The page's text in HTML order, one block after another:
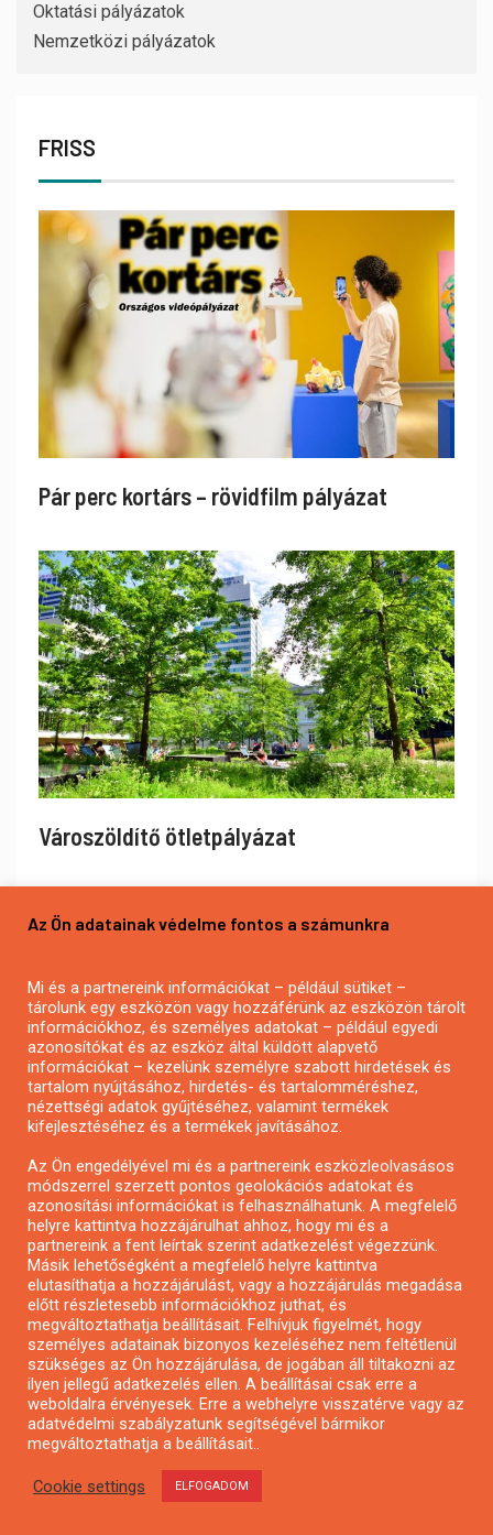
Oktatási pályázatok
Nemzetközi pályázatok
FRISS
Pár perc kortárs – rövidfilm pályázat
Városzöldítő ötletpályázat
Alkotói pályázat multimédia-kiállításhoz
Az Ön adatainak védelme fontos a számunkra
Mi és a partnereink információkat – például sütiket –
tárolunk egy eszközön vagy hozzáférünk az eszközön tárolt
információkhoz, és személyes adatokat – például egyedi
azonosítókat és az eszköz által küldött alapvető
információkat – kezelünk személyre szabott hirdetések és
tartalom nyújtásához, hirdetés- és tartalomméréshez,
nézettségi adatok gyűjtéséhez, valamint termékek
kifejlesztéséhez és a termékek javításához.
Az Ön engedélyével mi és a partnereink eszközleolvasásos
módszerrel szerzett pontos geolokációs adatokat és
azonosítási információkat is felhasználhatunk. A megfelelő
helyre kattintva hozzájárulhat ahhoz, hogy mi és a
partnereink a fent leírtak szerint adatkezelést végezzünk.
Másik lehetőségként a megfelelő helyre kattintva
elutasíthatja a hozzájárulást, vagy a hozzájárulás megadása
előtt részletesebb információkhoz juthat, és
megváltoztathatja beállításait. Felhívjuk figyelmét, hogy
személyes adatainak bizonyos kezeléséhez nem feltétlenül
szükséges az Ön hozzájárulása, de jogában áll tiltakozni az
ilyen jellegű adatkezelés ellen. A beállításai csak erre a
weboldalra érvényesek. Erre a webhelyre visszatérve vagy az
adatvédelmi szabályzatunk segítségével bármikor
megváltoztathatja a beállításait..
Cookie settings ELFOGADOM